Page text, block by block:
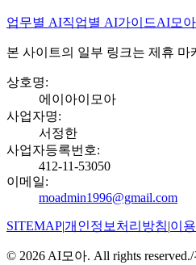
업무별 AI직업별 AI가이드AI모
본 사이트의 일부 링크는 제휴 마
상호명:
에이아이모아
사업자명:
서정한
사업자등록번호:
412-11-53050
이메일:
moadmin1996@gmail.com
SITEMAP|개인정보처리방침|이
© 2026 AI모아. All rights reserved./